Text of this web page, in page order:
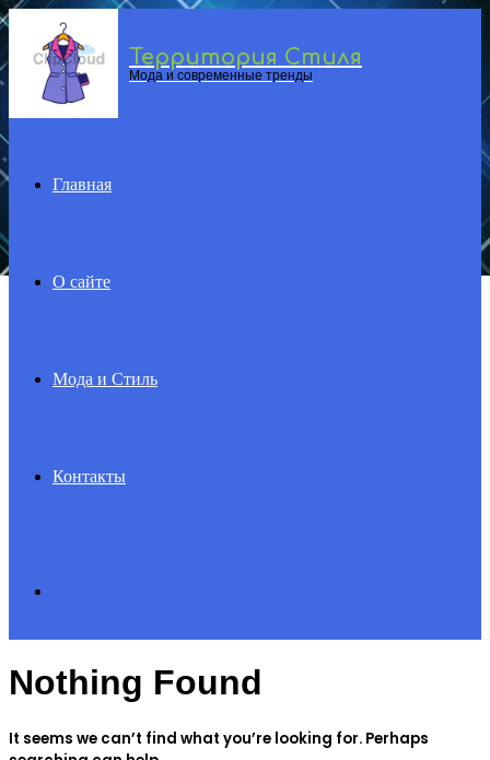
Menu Территория Стиля
Мода и современные тренды
Главная
О сайте
Мода и Стиль
Контакты
for
Nothing Found
It seems we can’t find what you’re looking for. Perhaps